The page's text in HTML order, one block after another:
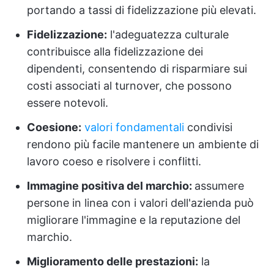
portando a tassi di fidelizzazione più elevati.
Fidelizzazione: l'adeguatezza culturale
contribuisce alla fidelizzazione dei
dipendenti, consentendo di risparmiare sui
costi associati al turnover, che possono
essere notevoli.
Coesione: valori fondamentali condivisi
rendono più facile mantenere un ambiente di
lavoro coeso e risolvere i conflitti.
Immagine positiva del marchio: assumere
persone in linea con i valori dell'azienda può
migliorare l'immagine e la reputazione del
marchio.
Miglioramento delle prestazioni: la